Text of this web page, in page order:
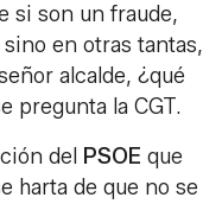
si son un fraude,
en otras tantas,
alcalde, ¿qué
pregunta la CGT.
del PSOE que
harta de que no se